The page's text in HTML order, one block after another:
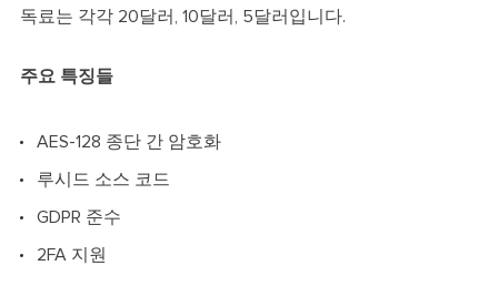
독료는 각각 20달러, 10달러, 5달러입니다.
주요 특징들
AES-128 종단 간 암호화
루시드 소스 코드
GDPR 준수
2FA 지원